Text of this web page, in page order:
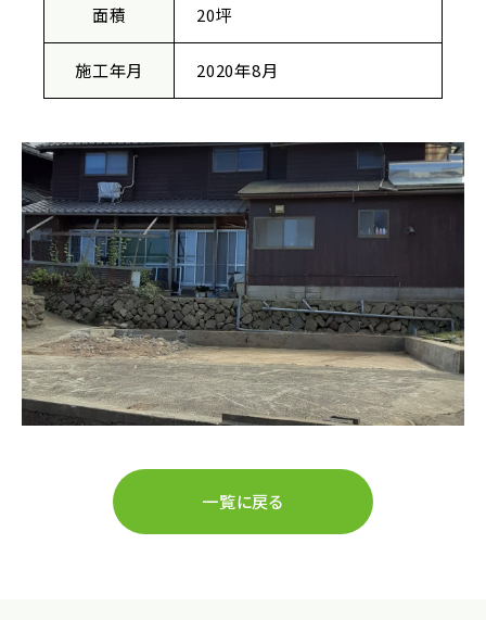
面積 20坪
施工年月 2020年8月
一覧に戻る